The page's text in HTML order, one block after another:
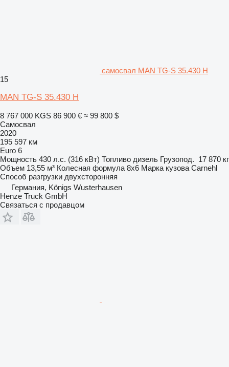
самосвал MAN TG-S 35.430 H
15
MAN TG-S 35.430 H
8 767 000 KGS 86 900 € ≈ 99 800 $
Самосвал
2020
195 597 км
Euro 6
Мощность 430 л.с. (316 кВт) Топливо дизель Грузопод. 17 870 кг
Объем 13,55 м³ Колесная формула 8x6 Марка кузова Carnehl
Способ разгрузки двухсторонняя
Германия, Königs Wusterhausen
Henze Truck GmbH
Связаться с продавцом